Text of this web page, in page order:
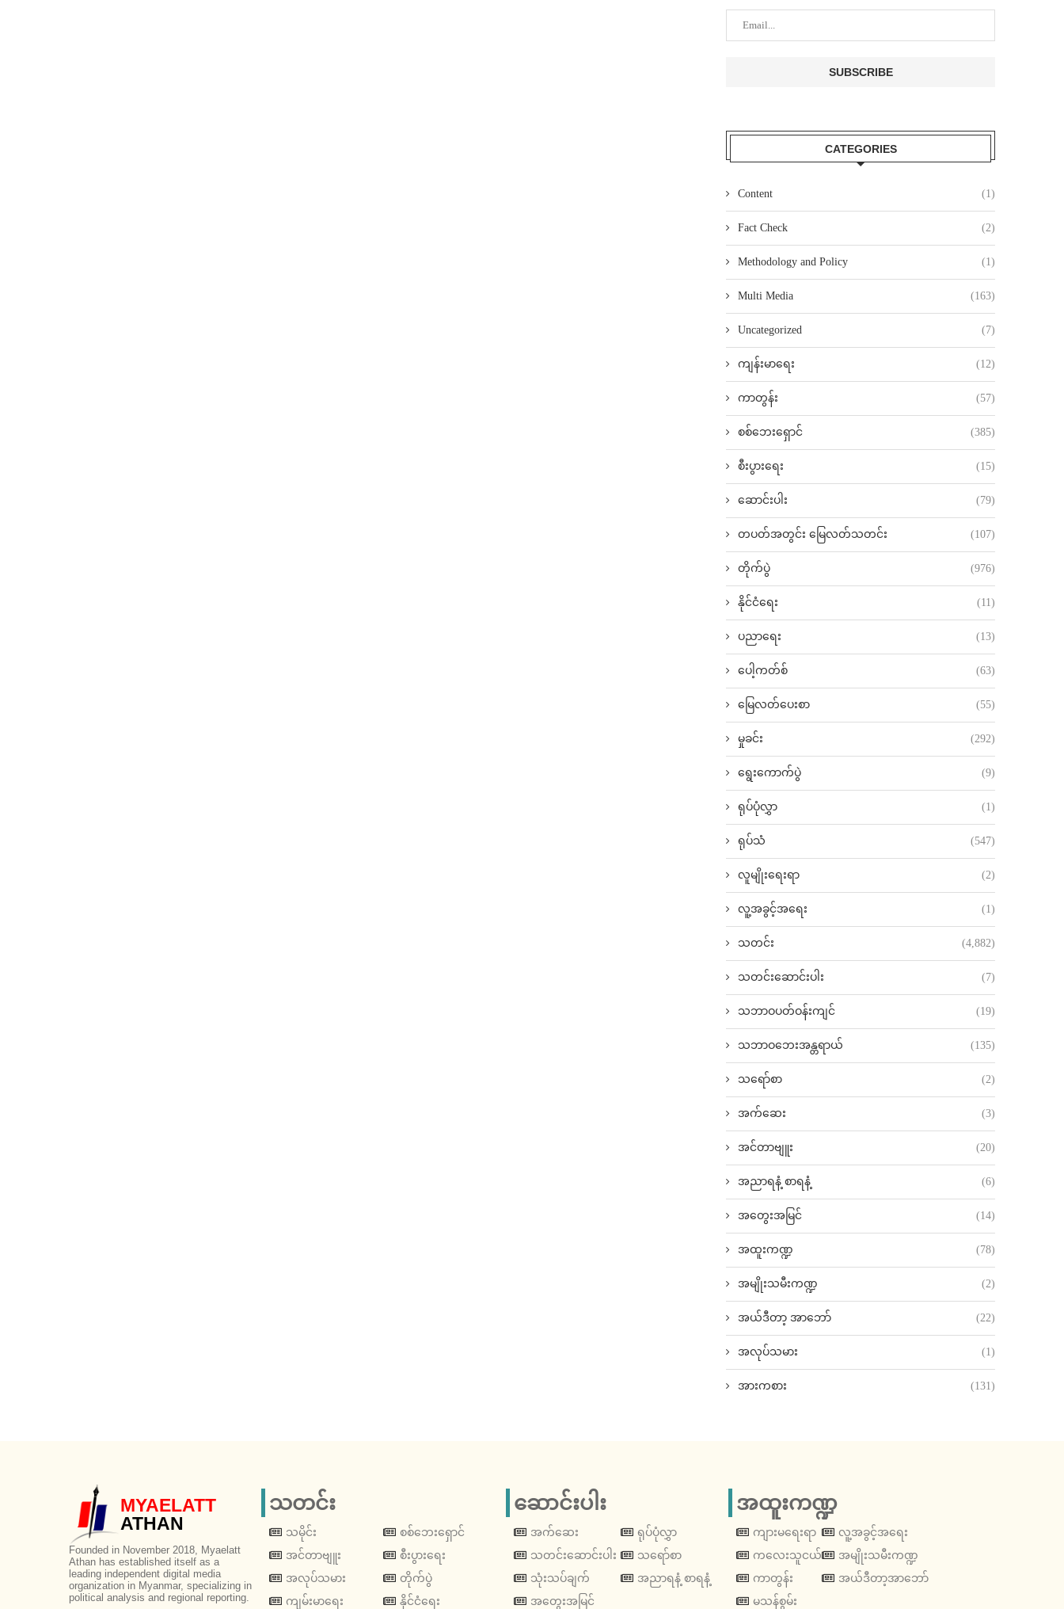
CATEGORIES
Content (1)
Fact Check (2)
Methodology and Policy (1)
Multi Media (163)
Uncategorized (7)
ကျန်းမာရေး (12)
ကာတွန်း (57)
စစ်ဘေးရှောင် (385)
စီးပွားရေး (15)
ဆောင်းပါး (79)
တပတ်အတွင်း မြေလတ်သတင်း (107)
တိုက်ပွဲ (976)
နိုင်ငံရေး (11)
ပညာရေး (13)
ပေါ့ကတ်စ် (63)
မြေလတ်ပေးစာ (55)
မှုခင်း (292)
ရွေးကောက်ပွဲ (9)
ရုပ်ပုံလွှာ (1)
ရုပ်သံ (547)
လူမျိုးရေးရာ (2)
လူ့အခွင့်အရေး (1)
သတင်း (4,882)
သတင်းဆောင်းပါး (7)
သဘာဝပတ်ဝန်းကျင် (19)
သဘာဝဘေးအန္တရာယ် (135)
သရော်စာ (2)
အက်ဆေး (3)
အင်တာဗျူး (20)
အညာရနံ့ စာရနံ့ (6)
အတွေးအမြင် (14)
အထူးကဏ္ဍ (78)
အမျိုးသမီးကဏ္ဍ (2)
အယ်ဒီတာ့ အာဘော် (22)
အလုပ်သမား (1)
အားကစား (131)
MYAELATT
ATHAN
Founded in November 2018, Myaelatt
Athan has established itself as a
leading independent digital media
organization in Myanmar, specializing in
political analysis and regional reporting.
သတင်း
သမိုင်း
အင်တာဗျူး
အလုပ်သမား
ကျမ်းမာရေး
စစ်ဘေးရှောင်
စီးပွားရေး
တိုက်ပွဲ
နိုင်ငံရေး
ဆောင်းပါး
အက်ဆေး
သတင်းဆောင်းပါး
သုံးသပ်ချက်
အတွေးအမြင်
ရုပ်ပုံလွှာ
သရော်စာ
အညာရနံ့ စာရနံ့
အထူးကဏ္ဍ
ကျားမရေးရာ
ကလေးသူငယ်
ကာတွန်း
မသန်စွမ်း
လူ့အခွင့်အရေး
အမျိုးသမီးကဏ္ဍ
အယ်ဒီတာ့အာဘော်